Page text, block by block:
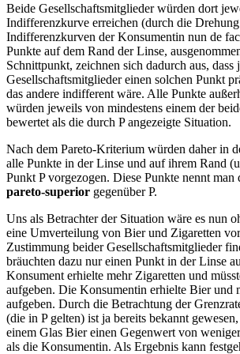
Beide Gesellschaftsmitglieder würden dort
Indifferenzkurve erreichen (durch die
Indifferenzkurven der Konsumentin nun de
Punkte auf dem Rand der Linse,
Schnittpunkt, zeichnen sich dadurch aus, dass
Gesellschaftsmitglieder einen solchen Punkt
das andere indifferent wäre. Alle Punkte
würden jeweils von mindestens einem der
bewertet als die durch P angezeigte Situation.
Nach dem Pareto-Kriterium würden daher in
alle Punkte in der Linse und auf ihrem Rand
Punkt P vorgezogen. Diese Punkte nennt man
pareto-superior gegenüber P.
Uns als Betrachter der Situation wäre es nun
eine Umverteilung von Bier und Zigaretten
Zustimmung beider Gesellschaftsmitglieder
bräuchten dazu nur einen Punkt in der Linse
Konsument erhielte mehr Zigaretten und
aufgeben. Die Konsumentin erhielte Bier und
aufgeben. Durch die Betrachtung der
(die in P gelten) ist ja bereits bekannt
einem Glas Bier einen Gegenwert von
als die Konsumentin. Als Ergebnis kann